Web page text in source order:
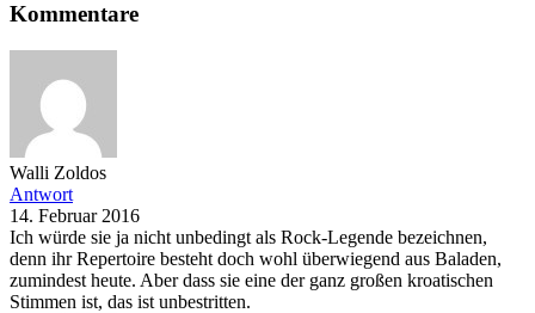
Kommentare
Walli Zoldos
Antwort
14. Februar 2016
Ich würde sie ja nicht unbedingt als Rock-Legende bezeichnen,
denn ihr Repertoire besteht doch wohl überwiegend aus Baladen,
zumindest heute. Aber dass sie eine der ganz großen kroatischen
Stimmen ist, das ist unbestritten.